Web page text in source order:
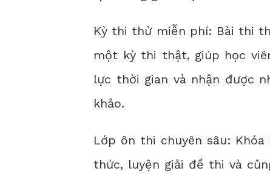
Kỳ thi thử miễn phí: Bài thi
một kỳ thi thật, giúp học
lực thời gian và nhận được
khảo.
Lớp ôn thi chuyên sâu:
thức, luyện giải đề thi và